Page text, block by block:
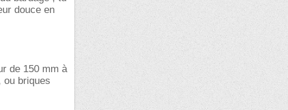
douce en
de 150 mm à
ou briques